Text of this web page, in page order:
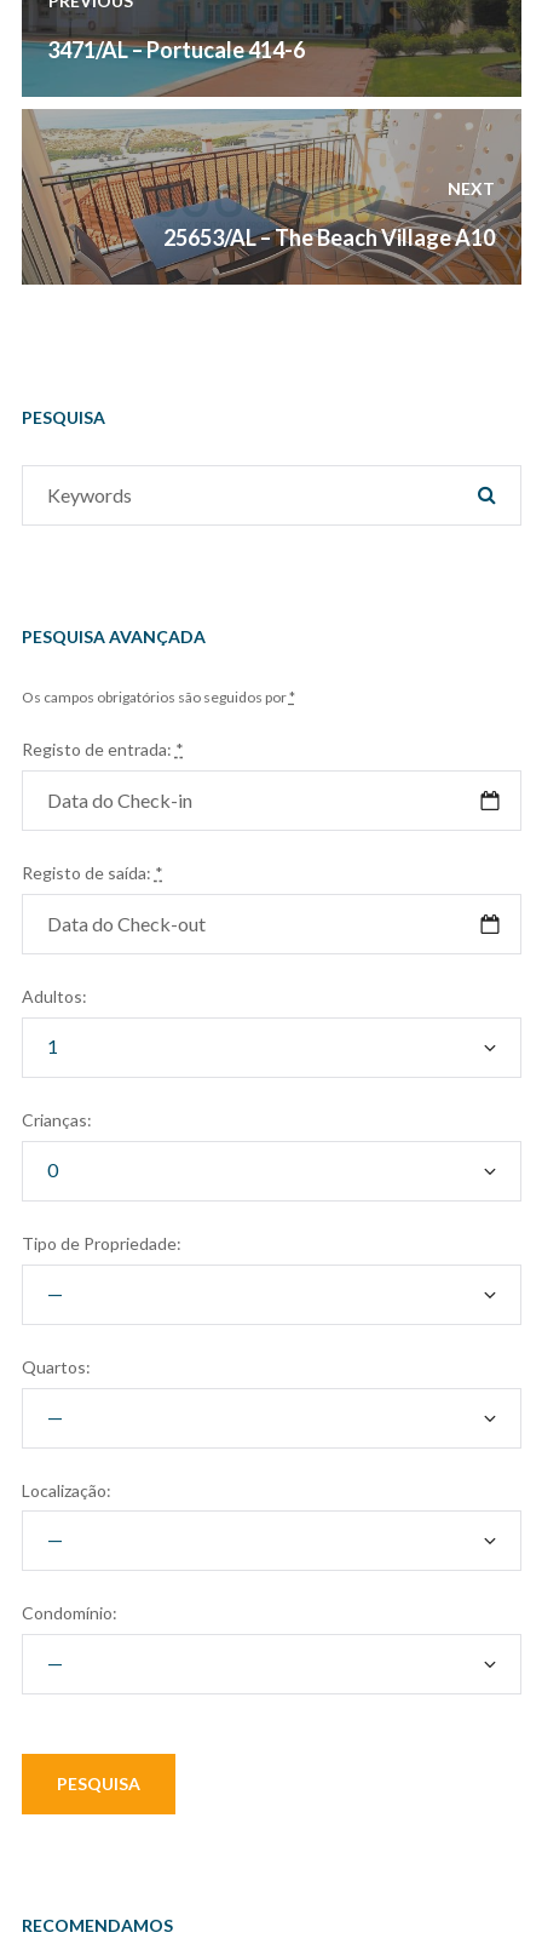
artigos
Previous
3471/AL – Portucale 414-6
NEXT
Next
post:
25653/AL – The Beach Village A10
PESQUISA
PESQUISA AVANÇADA
Os campos obrigatórios são seguidos por*
Registo de entrada: *
Registo de saída: *
Adultos:
Crianças:
Tipo de Propriedade:
Quartos:
Localização:
Condomínio:
RECOMENDAMOS